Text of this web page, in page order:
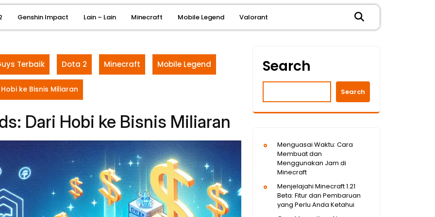
Genshin Impact Lain – Lain Minecraft Mobile Legend Valorant
Terbaik Dota 2 Minecraft Mobile Legend
ke Bisnis Miliaran
Dari Hobi ke Bisnis Miliaran
Search
Search
Menguasai Waktu: Cara
Membuat dan
Menggunakan Jam di
Minecraft
Menjelajahi Minecraft 1.21
Beta: Fitur dan Pembaruan
yang Perlu Anda Ketahui